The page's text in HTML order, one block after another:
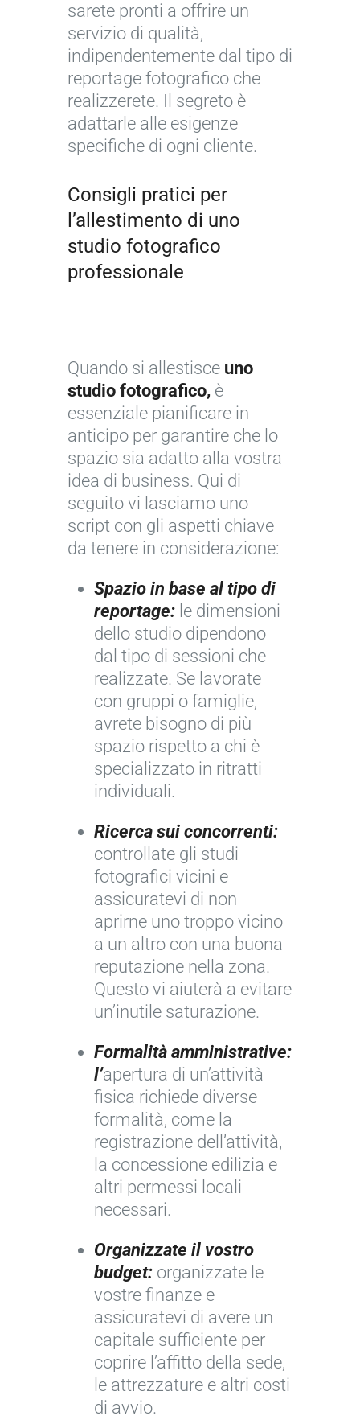
sarete pronti a offrire un
servizio di qualità,
indipendentemente dal tipo di
reportage fotografico che
realizzerete. Il segreto è
adattarle alle esigenze
specifiche di ogni cliente.
Consigli pratici per
l’allestimento di uno
studio fotografico
professionale
Quando si allestisce uno
studio fotografico, è
essenziale pianificare in
anticipo per garantire che lo
spazio sia adatto alla vostra
idea di business. Qui di
seguito vi lasciamo uno
script con gli aspetti chiave
da tenere in considerazione:
Spazio in base al tipo di
reportage: le dimensioni
dello studio dipendono
dal tipo di sessioni che
realizzate. Se lavorate
con gruppi o famiglie,
avrete bisogno di più
spazio rispetto a chi è
specializzato in ritratti
individuali.
Ricerca sui concorrenti:
controllate gli studi
fotografici vicini e
assicuratevi di non
aprirne uno troppo vicino
a un altro con una buona
reputazione nella zona.
Questo vi aiuterà a evitare
un’inutile saturazione.
Formalità amministrative:
l’apertura di un’attività
fisica richiede diverse
formalità, come la
registrazione dell’attività,
la concessione edilizia e
altri permessi locali
necessari.
Organizzate il vostro
budget: organizzate le
vostre finanze e
assicuratevi di avere un
capitale sufficiente per
coprire l’affitto della sede,
le attrezzature e altri costi
di avvio.